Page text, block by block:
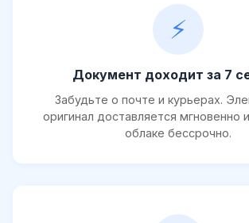
⚡
Документ доходит за 7
Забудьте о почте и курьерах.
оригинал доставляется мгновенно
облаке бессрочно.